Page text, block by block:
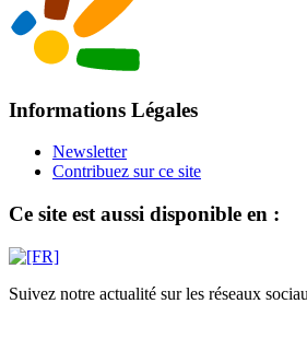
Informations Légales
Newsletter
Contribuez sur ce site
Ce site est aussi disponible en :
Suivez notre actualité sur les réseaux